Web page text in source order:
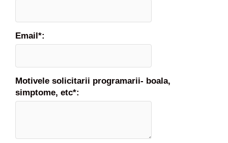
Email*:
Motivele solicitarii programarii- boala,
simptome, etc*: